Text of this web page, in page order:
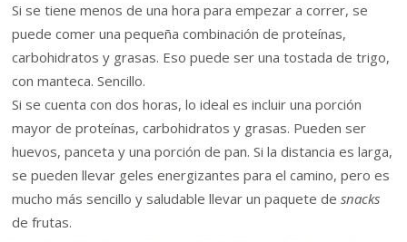
Si se tiene menos de una hora para empezar a correr, se
puede comer una pequeña combinación de proteínas,
carbohidratos y grasas. Eso puede ser una tostada de trigo,
con manteca. Sencillo.
Si se cuenta con dos horas, lo ideal es incluir una porción
mayor de proteínas, carbohidratos y grasas. Pueden ser
huevos, panceta y una porción de pan. Si la distancia es larga,
se pueden llevar geles energizantes para el camino, pero es
mucho más sencillo y saludable llevar un paquete desnacks
de frutas.